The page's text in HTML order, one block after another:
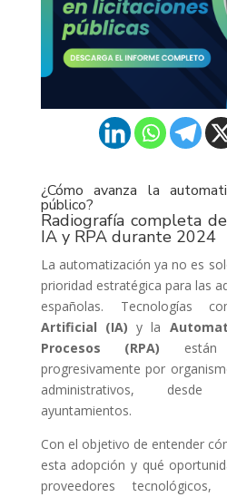
¿Cómo avanza la
público?
Radiografía completa
IA y RPA durante 2024
La automatización ya no es
prioridad estratégica para las
españolas. Tecnologías
Artificial (IA) y la
Procesos (RPA) están
progresivamente por
administrativos,
ayuntamientos.
Con el objetivo de entender
esta adopción y qué
proveedores